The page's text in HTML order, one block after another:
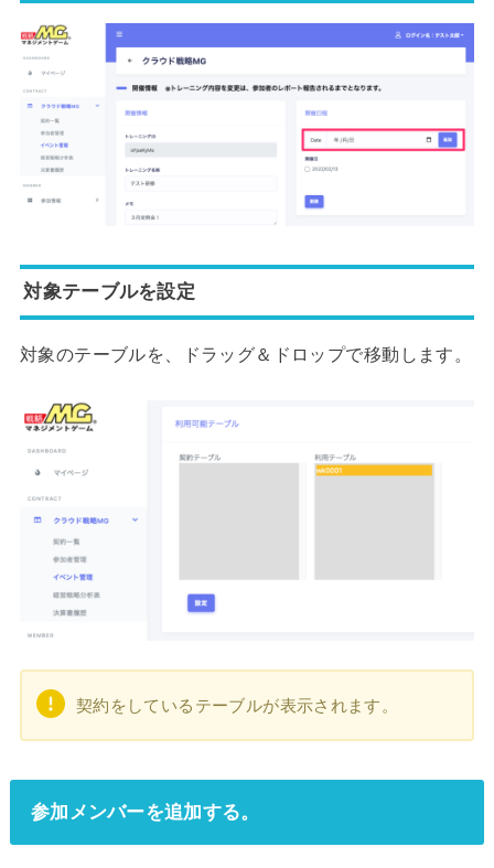
対象テーブルを設定
対象のテーブルを、ドラッグ＆ドロップで移動します。
契約をしているテーブルが表示されます。
参加メンバーを追加する。